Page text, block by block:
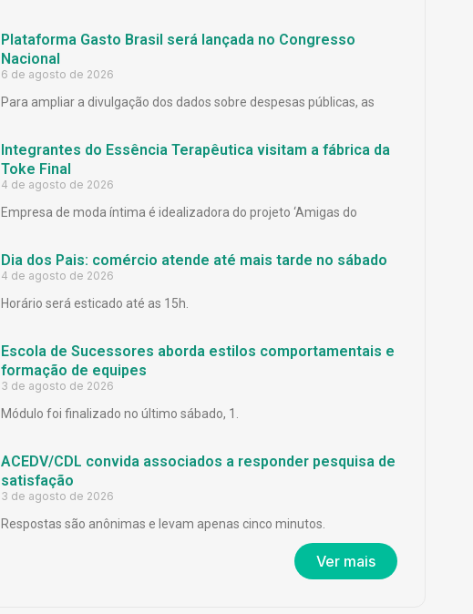
Plataforma Gasto Brasil será lançada no Congresso
Nacional
6 de agosto de 2026
Para ampliar a divulgação dos dados sobre despesas públicas, as
Integrantes do Essência Terapêutica visitam a fábrica da
Toke Final
4 de agosto de 2026
Empresa de moda íntima é idealizadora do projeto ‘Amigas do
Dia dos Pais: comércio atende até mais tarde no sábado
4 de agosto de 2026
Horário será esticado até as 15h.
Escola de Sucessores aborda estilos comportamentais e
formação de equipes
3 de agosto de 2026
Módulo foi finalizado no último sábado, 1.
ACEDV/CDL convida associados a responder pesquisa de
satisfação
3 de agosto de 2026
Respostas são anônimas e levam apenas cinco minutos.
Ver mais